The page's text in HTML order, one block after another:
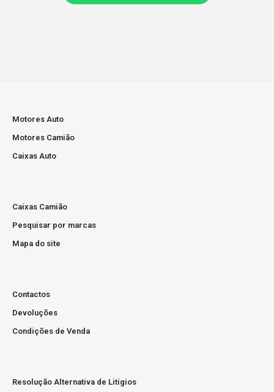
Motores Auto
Motores Camião
Caixas Auto
Caixas Camião
Pesquisar por marcas
Mapa do site
Contactos
Devoluções
Condições de Venda
Resolução Alternativa de Litígios